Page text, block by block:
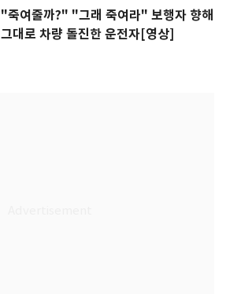
"죽여줄까?" "그래 죽여라" 보행자 향해
그대로 차량 돌진한 운전자[영상]